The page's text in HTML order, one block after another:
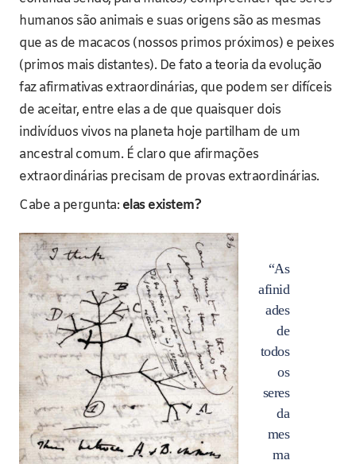
humanos são animais e suas origens são as mesmas
que as de macacos (nossos primos próximos) e peixes
(primos mais distantes). De fato a teoria da evolução
faz afirmativas extraordinárias, que podem ser difíceis
de aceitar, entre elas a de que quaisquer dois
indivíduos vivos na planeta hoje partilham de um
ancestral comum. É claro que afirmações
extraordinárias precisam de provas extraordinárias.
Cabe a pergunta: elas existem?
“As
afinid
ades
de
todos
os
seres
da
mes
ma